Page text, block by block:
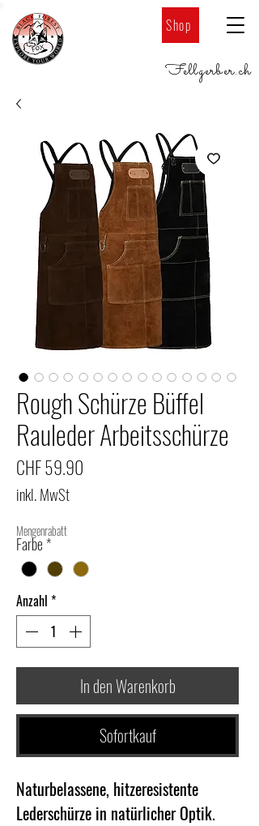
Shop
Fellgerber.ch
Rough Schürze Büffel
Rauleder Arbeitsschürze
CHF 59.90
inkl. MwSt
Mengenrabatt
Farbe*
Anzahl *
In den Warenkorb
Sofortkauf
Naturbelassene, hitzeresistente
Lederschürze in natürlicher Optik.